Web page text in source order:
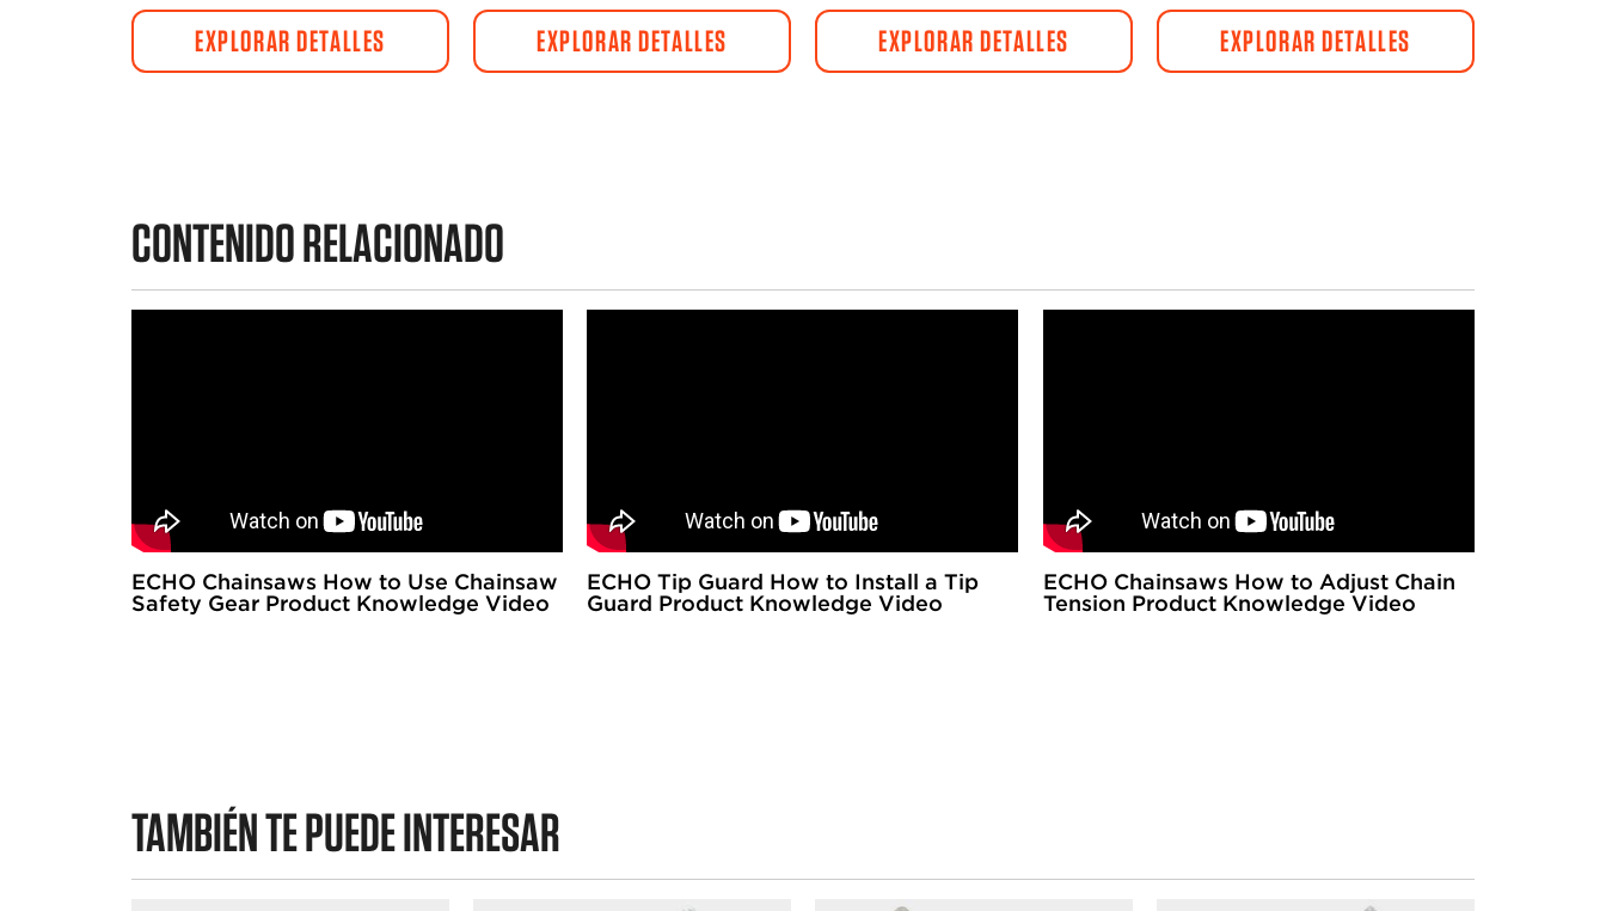
0
e
l
a
s
EXPLORAR DETALLES
0
e
l
l
a
s
EXPLORAR DETALLES
d
5
s
.
EXPLORAR DETALLES
d
5
s
.
EXPLORAR DETALLES
CONTENIDO RELACIONADO
ECHO Chainsaws How to Use Chainsaw
Safety Gear Product Knowledge Video
ECHO Tip Guard How to Install a Tip
Guard Product Knowledge Video
ECHO Chainsaws How to Adjust Chain
Tension Product Knowledge Video
TAMBIÉN TE PUEDE INTERESAR